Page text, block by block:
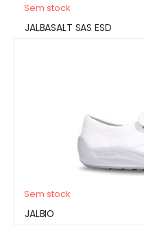
Sem stock
JALBASALT SAS ESD
Sem stock
JALBIO